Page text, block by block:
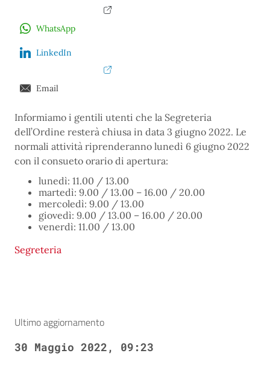
WhatsApp
LinkedIn
Email
Informiamo i gentili utenti che la Segreteria
dell’Ordine resterà chiusa in data 3 giugno 2022. Le
normali attività riprenderanno lunedì 6 giugno 2022
con il consueto orario di apertura:
lunedì: 11.00 / 13.00
martedì: 9.00 / 13.00 – 16.00 / 20.00
mercoledì: 9.00 / 13.00
giovedì: 9.00 / 13.00 – 16.00 / 20.00
venerdì: 11.00 / 13.00
Segreteria
Ultimo aggiornamento
30 Maggio 2022, 09:23